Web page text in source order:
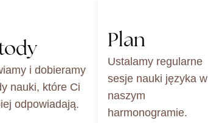
i dobieramy
nauki, które Ci
odpowiadają.
Plan
Ustalamy regularne
sesje nauki języka w
naszym
harmonogramie.